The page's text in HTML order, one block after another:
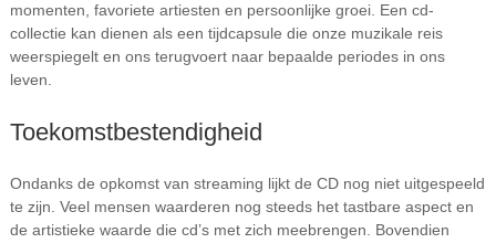
momenten, favoriete artiesten en persoonlijke groei. Een cd-
collectie kan dienen als een tijdcapsule die onze muzikale reis
weerspiegelt en ons terugvoert naar bepaalde periodes in ons
leven.
Toekomstbestendigheid
Ondanks de opkomst van streaming lijkt de CD nog niet uitgespeeld
te zijn. Veel mensen waarderen nog steeds het tastbare aspect en
de artistieke waarde die cd’s met zich meebrengen. Bovendien